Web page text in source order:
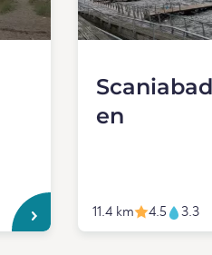
en
11.4 km 4.5 3.3